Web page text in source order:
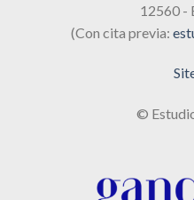
12560 -
(Con cita previa:
©